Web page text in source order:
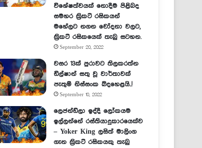
විශේෂත්වයක් නොදීම පිළිබද
සමහර ක්‍රිකට් රසිකයන්
මහේලට නගන චෝදනා වලට,
ක්‍රිකට් රසිකයෙක් තැබු සටහන.
September 20, 2022
වසර 13ක් පුරාවට තිලකරත්න
ඩිල්ෂාන් සතු වූ වාර්තාවක්
පැතුම් නිස්සංක බිදහෙළයි..!
September 10, 2022
ලෙජන්ඩ්ලා ඉද්දී ලෝකයම
ඉල්ලන්නේ රස්තියාදුකාරයෙක්ව
– Yoker King ලසිත් මාලිංග
ගැන ක්‍රිකට් රසිකයකු තැබු